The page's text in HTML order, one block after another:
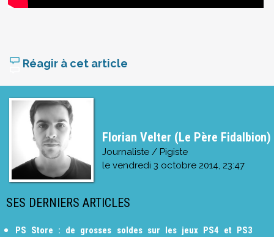
Réagir à cet article
Florian Velter (Le Père Fidalbion)
Journaliste / Pigiste
le vendredi 3 octobre 2014, 23:47
SES DERNIERS ARTICLES
PS Store : de grosses soldes sur les jeux PS4 et PS3